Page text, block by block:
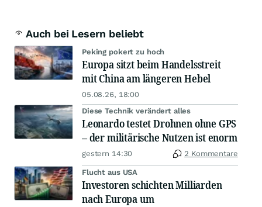
Auch bei Lesern beliebt
Peking pokert zu hoch
Europa sitzt beim Handelsstreit
mit China am längeren Hebel
05.08.26, 18:00
Diese Technik verändert alles
Leonardo testet Drohnen ohne GPS
– der militärische Nutzen ist enorm
gestern 14:30 2 Kommentare
Flucht aus USA
Investoren schichten Milliarden
nach Europa um